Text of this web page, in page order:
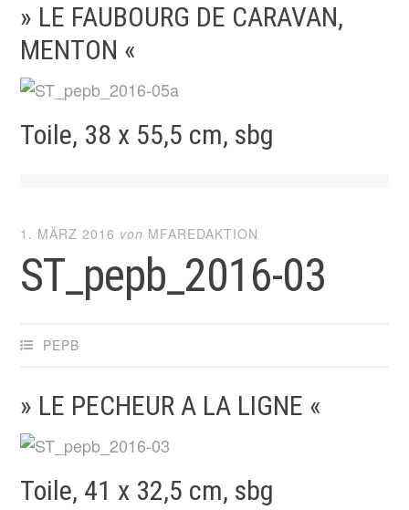
» LE FAUBOURG DE CARAVAN,
MENTON «
Toile, 38 x 55,5 cm, sbg
1. MÄRZ 2016 von MFAREDAKTION
ST_pepb_2016-03
PEPB
» LE PECHEUR A LA LIGNE «
Toile, 41 x 32,5 cm, sbg